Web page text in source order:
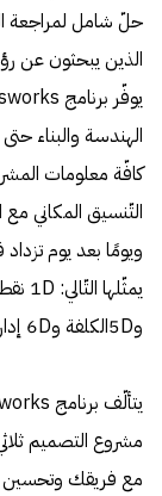
حلّ شامل لمراجعة
الذين يبحثون عن
ويومًا بعد يوم
و5Dالكلفة و6D إدارة دورة حياة المشروع
مشروع التصميم
مع فريقك وتحسين